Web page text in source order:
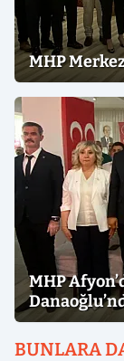
MHP
MHP
BUNLARA